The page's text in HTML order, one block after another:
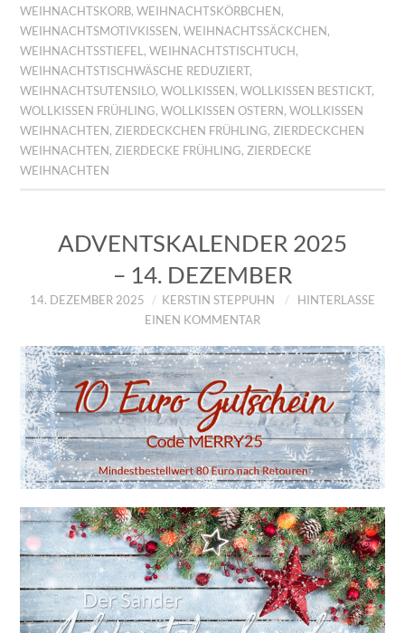
WEIHNACHTSKORB,WEIHNACHTSKÖRBCHEN,
WEIHNACHTSMOTIVKISSEN,WEIHNACHTSSÄCKCHEN,
WEIHNACHTSSTIEFEL ,WEIHNACHTSTISCHTUCH,
WEIHNACHTSTISCHWÄSCHE REDUZIERT,
WEIHNACHTSUTENSILO,WOLLKISSEN,WOLLKISSEN BESTICKT,
WOLLKISSEN FRÜHLING,WOLLKISSEN OSTERN,WOLLKISSEN
WEIHNACHTEN, ZIERDECKCHEN FRÜHLING, ZIERDECKCHEN
WEIHNACHTEN, ZIERDECKE FRÜHLING, ZIERDECKE
WEIHNACHTEN
ADVENTSKALENDER 2025
– 14. DEZEMBER
14. DEZEMBER 2025 KERSTIN STEPPUHN
HINTERLASSE
EINEN KOMMENTAR